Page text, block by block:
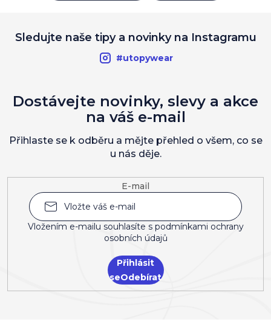
Sledujte naše tipy a novinky na Instagramu
#utopywear
E-mail
Vložením e-mailu souhlasíte s podmínkami ochrany
osobních údajů
Přihlásit
se
Dostávejte novinky, slevy a akce
na váš e-mail
Přihlaste se k odběru a mějte přehled o všem, co se
u nás děje.